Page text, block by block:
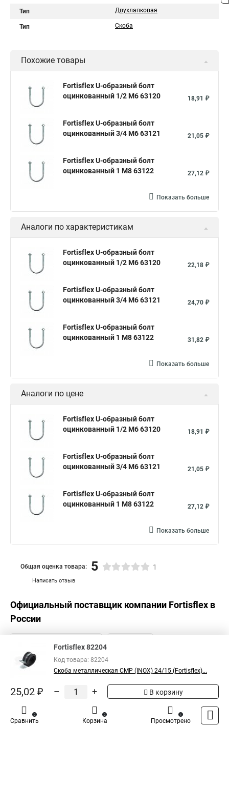
Тип Двухлапковая
Тип Скоба
Похожие товары
Fortisflex U-образный болт
оцинкованный 1/2 М6 63120
18,91 ₽
Fortisflex U-образный болт
оцинкованный 3/4 М6 63121
21,05 ₽
Fortisflex U-образный болт
оцинкованный 1 М8 63122
27,12 ₽
Показать больше
Аналоги по характеристикам
Fortisflex U-образный болт
оцинкованный 1/2 М6 63120
22,18 ₽
Fortisflex U-образный болт
оцинкованный 3/4 М6 63121
24,70 ₽
Fortisflex U-образный болт
оцинкованный 1 М8 63122
31,82 ₽
Показать больше
Аналоги по цене
Fortisflex U-образный болт
оцинкованный 1/2 М6 63120
18,91 ₽
Fortisflex U-образный болт
оцинкованный 3/4 М6 63121
21,05 ₽
Fortisflex U-образный болт
оцинкованный 1 М8 63122
27,12 ₽
Показать больше
Написать отзыв
Общая оценка товара: 5 1
Официальный поставщик компании Fortisflex в
России
Fortisflex 82204
Код товара: 82204
Скоба металлическая СМР (INOX) 24/15 (Fortisflex)...
25,02 ₽ – + В корзину
Сравнить
0
Корзина
0
Просмотрено
1